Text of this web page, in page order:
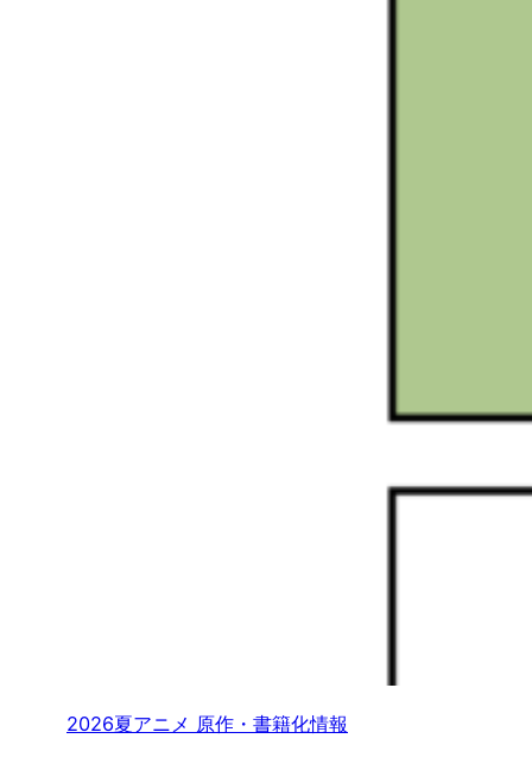
2026夏アニメ 原作・書籍化情報